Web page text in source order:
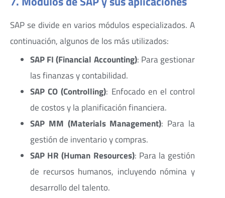
SAP se divide en varios módulos especializados. A
continuación, algunos de los más utilizados:
SAP FI (Financial Accounting): Para gestionar
las finanzas y contabilidad.
SAP CO (Controlling): Enfocado en el control
de costos y la planificación financiera.
SAP MM (Materials Management): Para la
gestión de inventario y compras.
SAP HR (Human Resources): Para la gestión
de recursos humanos, incluyendo nómina y
desarrollo del talento.